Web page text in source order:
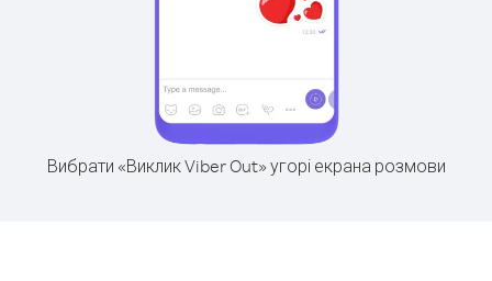
Вибрати «Виклик Viber Out» угорі екрана розмови